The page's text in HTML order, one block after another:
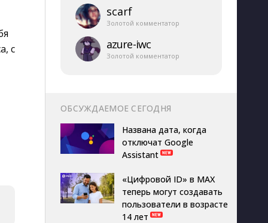
с
scarf
Золотой комментатор
azure-​iwc
Золотой комментатор
ОБСУЖДАЕМОЕ СЕГОДНЯ
Названа дата, когда
отключат Google
Assistant
«Цифровой ID» в MAX
теперь могут создавать
пользователи в возрасте
14 лет